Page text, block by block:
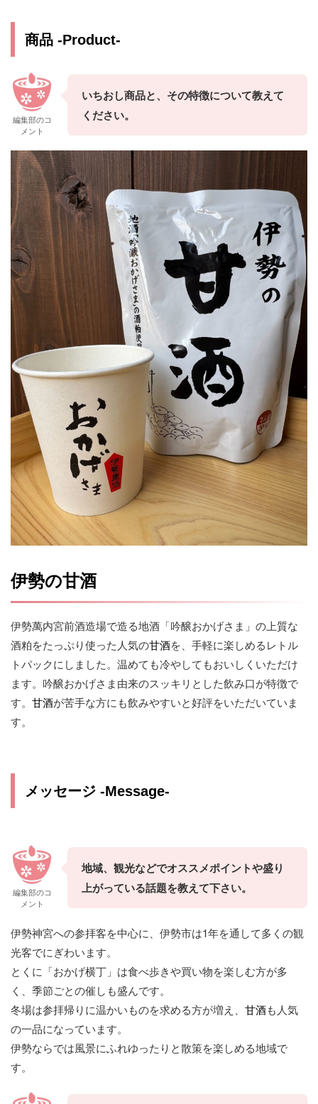
商品 -Product-
編集部のコ
メント
いちおし商品と、その特徴について教えて
ください。
伊勢の甘酒
伊勢萬内宮前酒造場で造る地酒「吟醸おかげさま」の上質な
酒粕をたっぷり使った人気の甘酒を、手軽に楽しめるレトル
トパックにしました。温めても冷やしてもおいしくいただけ
ます。吟醸おかげさま由来のスッキリとした飲み口が特徴で
す。 甘酒が苦手な方にも飲みやすいと好評をいただいていま
す。
メッセージ -Message-
編集部のコ
メント
地域、観光などでオススメポイントや盛り
上がっている話題を教えて下さい。
伊勢神宮への参拝客を中心に、伊勢市は1年を通して多くの観
光客でにぎわいます。
とくに「おかげ横丁」は食べ歩きや買い物を楽しむ方が多
く、季節ごとの催しも盛んです。
冬場は参拝帰りに温かいものを求める方が増え、 甘酒も人気
の一品になっています。
伊勢ならでは風景にふれゆったりと散策を楽しめる地域で
す。